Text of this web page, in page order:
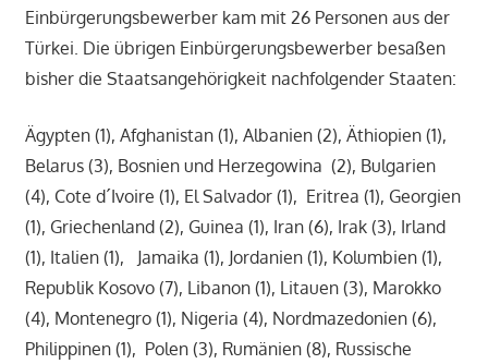
Einbürgerungsbewerber kam mit 26 Personen aus der
Türkei. Die übrigen Einbürgerungsbewerber besaßen
bisher die Staatsangehörigkeit nachfolgender Staaten:
Ägypten (1), Afghanistan (1), Albanien (2), Äthiopien (1),
Belarus (3), Bosnien und Herzegowina (2), Bulgarien
(4), Cote d´Ivoire (1), El Salvador (1), Eritrea (1), Georgien
(1), Griechenland (2), Guinea (1), Iran (6), Irak (3), Irland
(1), Italien (1), Jamaika (1), Jordanien (1), Kolumbien (1),
Republik Kosovo (7), Libanon (1), Litauen (3), Marokko
(4), Montenegro (1), Nigeria (4), Nordmazedonien (6),
Philippinen (1), Polen (3), Rumänien (8), Russische